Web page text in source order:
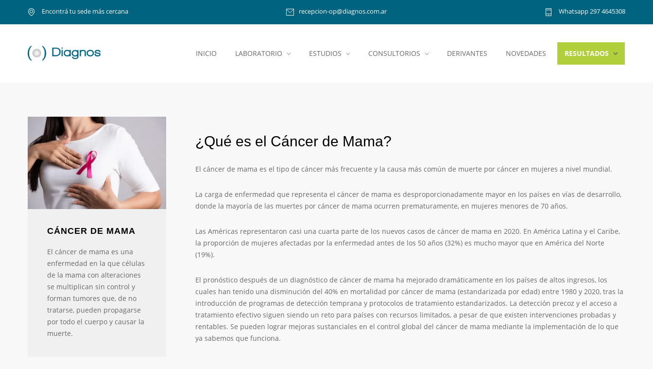
Encontrá tu sede más cercana recepcion-op@diagnos.com.ar Whatsapp 297 4645308
INICIO LABORATORIO ESTUDIOS CONSULTORIOS DERIVANTES NOVEDADES RESULTADOS
CÁNCER DE MAMA
El cáncer de mama es una
enfermedad en la que células
de la mama con alteraciones
se multiplican sin control y
forman tumores que, de no
tratarse, pueden propagarse
por todo el cuerpo y causar la
muerte.
¿Qué es el Cáncer de Mama?
El cáncer de mama es el tipo de cáncer más frecuente y la causa más común de muerte por cáncer en mujeres a nivel mundial.
La carga de enfermedad que representa el cáncer de mama es desproporcionadamente mayor en los países en vías de desarrollo,
donde la mayoría de las muertes por cáncer de mama ocurren prematuramente, en mujeres menores de 70 años.
Las Américas representaron casi una cuarta parte de los nuevos casos de cáncer de mama en 2020. En América Latina y el Caribe,
la proporción de mujeres afectadas por la enfermedad antes de los 50 años (32%) es mucho mayor que en América del Norte
(19%).
El pronóstico después de un diagnóstico de cáncer de mama ha mejorado dramáticamente en los países de altos ingresos, los
cuales han tenido una disminución del 40% en mortalidad por cáncer de mama (estandarizada por edad) entre 1980 y 2020, tras la
introducción de programas de detección temprana y protocolos de tratamiento estandarizados. La detección precoz y el acceso a
tratamiento efectivo siguen siendo un reto para países con recursos limitados, a pesar de que existen intervenciones probadas y
rentables. Se pueden lograr mejoras sustanciales en el control global del cáncer de mama mediante la implementación de lo que
ya sabemos que funciona.